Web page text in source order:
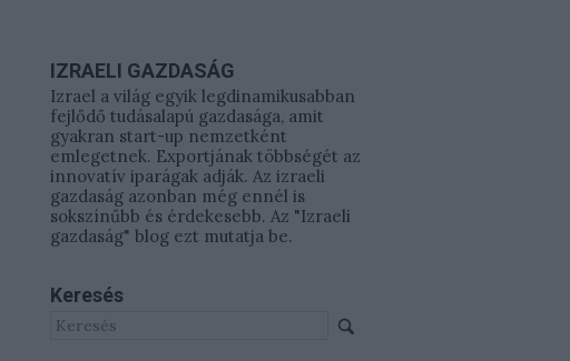
IZRAELI GAZDASÁG
Izrael a világ egyik legdinamikusabban
fejlődő tudásalapú gazdasága, amit
gyakran start-up nemzetként
emlegetnek. Exportjának többségét az
innovatív iparágak adják. Az izraeli
gazdaság azonban még ennél is
sokszínűbb és érdekesebb. Az "Izraeli
gazdaság" blog ezt mutatja be.
Keresés